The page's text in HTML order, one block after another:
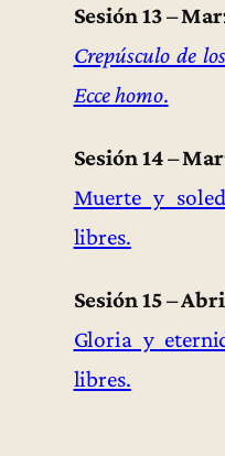
Sesión 13 –
Crepúsculo de
Ecce homo.
Sesión 14 –
Muerte y
libres.
Sesión 15 –
Gloria y
libres.